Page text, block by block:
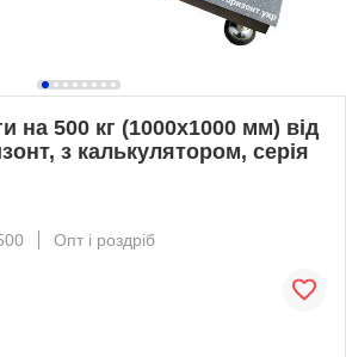
на 500 кг (1000х1000 мм) від
з калькулятором, серія
Опт і роздріб